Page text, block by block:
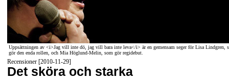
Uppsättningen av <i>Jag vill inte dö, jag vill bara inte leva</i> är en gemensam seger för Lisa Lindgren,
gör den enda rollen, och Mia Höglund-Melin, som gör regidebut.
Recensioner [2010-11-29]
Det sköra och starka